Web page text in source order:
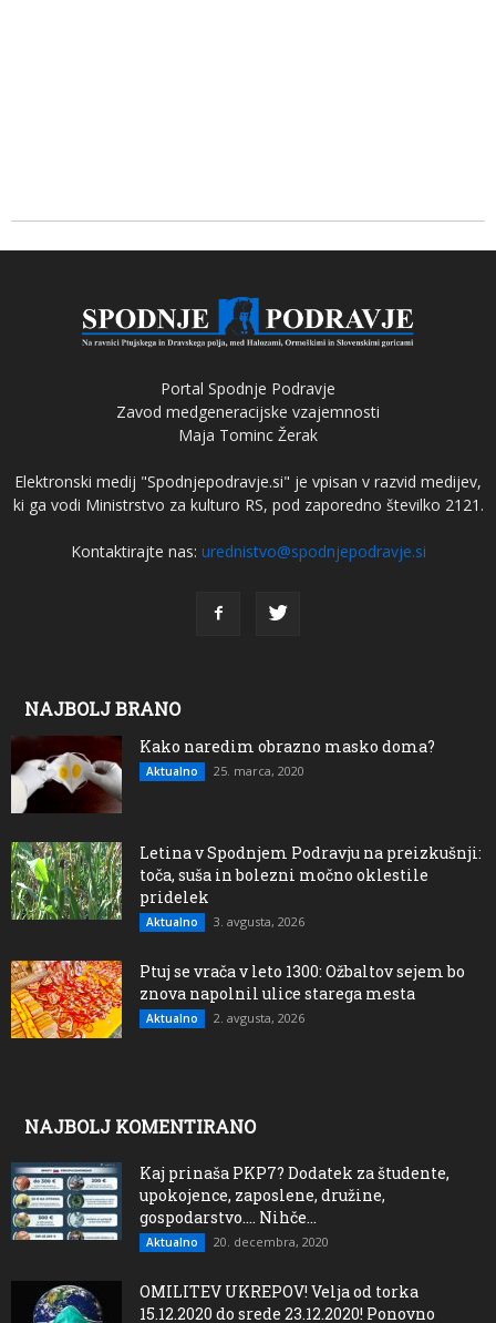
Portal Spodnje Podravje
Zavod medgeneracijske vzajemnosti
Maja Tominc Žerak
Elektronski medij "Spodnjepodravje.si" je vpisan v razvid medijev,
ki ga vodi Ministrstvo za kulturo RS, pod zaporedno številko 2121.
Kontaktirajte nas: urednistvo@spodnjepodravje.si
NAJBOLJ BRANO
Kako naredim obrazno masko doma?
Aktualno 25. marca, 2020
Letina v Spodnjem Podravju na preizkušnji:
toča, suša in bolezni močno oklestile
pridelek
Aktualno 3. avgusta, 2026
Ptuj se vrača v leto 1300: Ožbaltov sejem bo
znova napolnil ulice starega mesta
Aktualno 2. avgusta, 2026
NAJBOLJ KOMENTIRANO
Kaj prinaša PKP7? Dodatek za študente,
upokojence, zaposlene, družine,
gospodarstvo…. Nihče...
Aktualno 20. decembra, 2020
OMILITEV UKREPOV! Velja od torka
15.12.2020 do srede 23.12.2020! Ponovno